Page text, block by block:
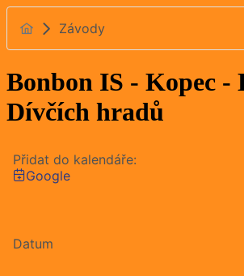
Závody
Bonbon IS - Kopec -
Dívčích hradů
Přidat do kalendáře:
Google
Datum